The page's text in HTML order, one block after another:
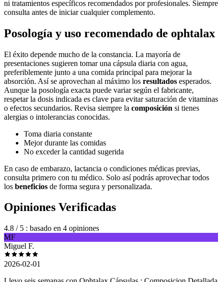
ni tratamientos específicos recomendados por profesionales. Siempre
consulta antes de iniciar cualquier complemento.
Posología y uso recomendado de ophtalax
El éxito depende mucho de la constancia. La mayoría de
presentaciones sugieren tomar una cápsula diaria con agua,
preferiblemente junto a una comida principal para mejorar la
absorción. Así se aprovechan al máximo los resultados esperados.
Aunque la posología exacta puede variar según el fabricante,
respetar la dosis indicada es clave para evitar saturación de vitaminas
o efectos secundarios. Revisa siempre la composición si tienes
alergias o intolerancias conocidas.
Toma diaria constante
Mejor durante las comidas
No exceder la cantidad sugerida
En caso de embarazo, lactancia o condiciones médicas previas,
consulta primero con tu médico. Solo así podrás aprovechar todos
los beneficios de forma segura y personalizada.
Opiniones Verificadas
4.8 / 5 : basado en 4 opiniones
MF
Miguel F.
2026-02-01